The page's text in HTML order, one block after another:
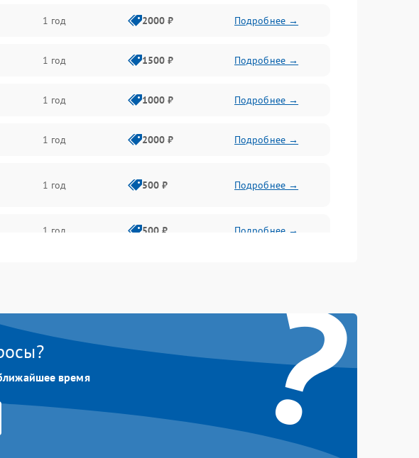
1 год 2000 ₽ Подробнее →
1 год 1500 ₽ Подробнее →
1 год 1000 ₽ Подробнее →
1 год 2000 ₽ Подробнее →
1 год 500 ₽ Подробнее →
1 год 500 ₽ Подробнее →
1 год 1000 ₽
1 год Подробнее →
?
время